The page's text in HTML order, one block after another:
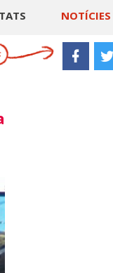
NOTÍCIES